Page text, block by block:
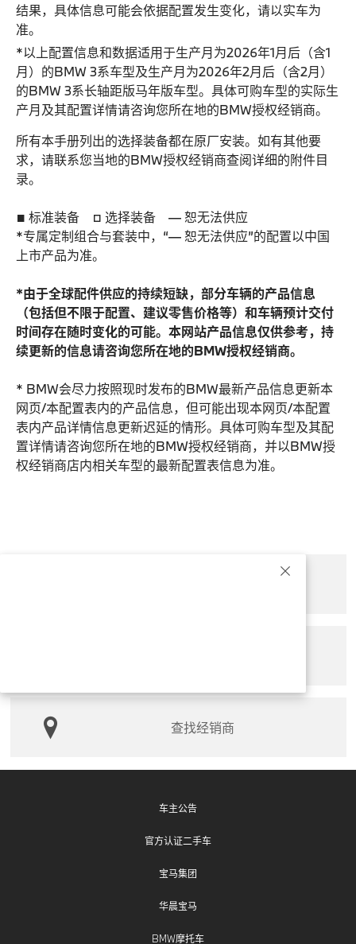
结果，具体信息可能会依据配置发生变化，请以实车为
准。
*以上配置信息和数据适用于生产月为2026年1月后（含1
月）的BMW 3系车型及生产月为2026年2月后（含2月）
的BMW 3系长轴距版马年版车型。具体可购车型的实际生
产月及其配置详情请咨询您所在地的BMW授权经销商。
所有本手册列出的选择装备都在原厂安装。如有其他要
求，请联系您当地的BMW授权经销商查阅详细的附件目
录。
■ 标准装备 □ 选择装备 — 恕无法供应
*专属定制组合与套装中，“— 恕无法供应”的配置以中国
上市产品为准。
*由于全球配件供应的持续短缺，部分车辆的产品信息
（包括但不限于配置、建议零售价格等）和车辆预计交付
时间存在随时变化的可能。本网站产品信息仅供参考，持
续更新的信息请咨询您所在地的BMW授权经销商。
* BMW会尽力按照现时发布的BMW最新产品信息更新本
网页/本配置表内的产品信息，但可能出现本网页/本配置
表内产品详情信息更新迟延的情形。具体可购车型及其配
置详情请咨询您所在地的BMW授权经销商，并以BMW授
权经销商店内相关车型的最新配置表信息为准。
查找经销商
车主公告
官方认证二手车
宝马集团
华晨宝马
BMW摩托车